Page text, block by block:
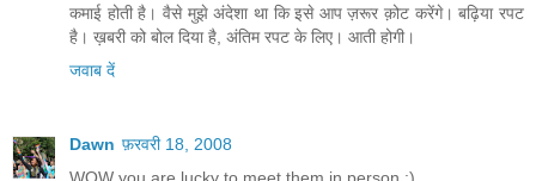
कमाई होती है। वैसे मुझे अंदेशा था कि इसे आप ज़रूर क़ोट करेंगे। बढ़िया रपट
है। ख़बरी को बोल दिया है, अंतिम रपट के लिए। आती होगी।
जवाब दें
Dawn फ़रवरी 18, 2008